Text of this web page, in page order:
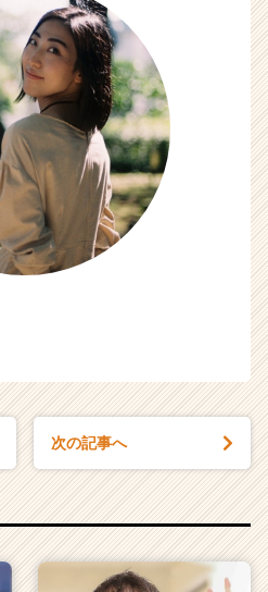
次の記事へ